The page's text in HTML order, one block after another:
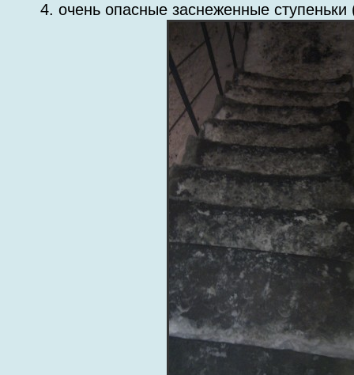
4. очень опасные заснеженные ступеньки